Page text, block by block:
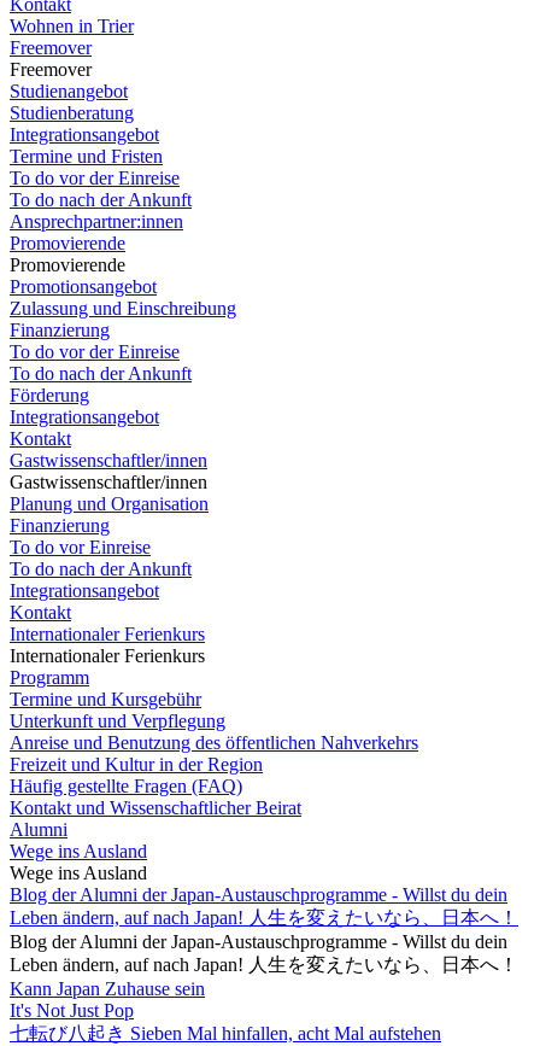
Kontakt
Wohnen in Trier
Freemover
Freemover
Studienangebot
Studienberatung
Integrationsangebot
Termine und Fristen
To do vor der Einreise
To do nach der Ankunft
Ansprechpartner:innen
Promovierende
Promovierende
Promotionsangebot
Zulassung und Einschreibung
Finanzierung
To do vor der Einreise
To do nach der Ankunft
Förderung
Integrationsangebot
Kontakt
Gastwissenschaftler/innen
Gastwissenschaftler/innen
Planung und Organisation
Finanzierung
To do vor Einreise
To do nach der Ankunft
Integrationsangebot
Kontakt
Internationaler Ferienkurs
Internationaler Ferienkurs
Programm
Termine und Kursgebühr
Unterkunft und Verpflegung
Anreise und Benutzung des öffentlichen Nahverkehrs
Freizeit und Kultur in der Region
Häufig gestellte Fragen (FAQ)
Kontakt und Wissenschaftlicher Beirat
Alumni
Wege ins Ausland
Wege ins Ausland
Blog der Alumni der Japan-Austauschprogramme - Willst du dein
Leben ändern, auf nach Japan! 人生を変えたいなら、日本へ！
Blog der Alumni der Japan-Austauschprogramme - Willst du dein
Leben ändern, auf nach Japan! 人生を変えたいなら、日本へ！
Kann Japan Zuhause sein
It's Not Just Pop
七転び八起き Sieben Mal hinfallen, acht Mal aufstehen